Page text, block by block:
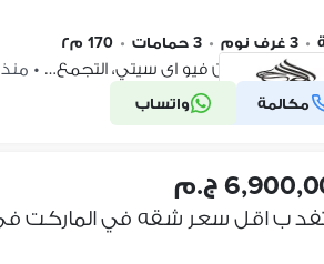
• 3 غرف نوم • 3 حمامات • 170 م٢
كومباوند ماونتن فيو اى سيتي، التجمع… • منذ 2 ساعات
مكالمة واتساب شركة موثقة
ج.م